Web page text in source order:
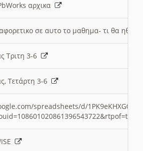
αρχικα
σε αυτο το μαθημα- τι θα
Τριτη 3-6
Τετάρτη 3-6
spreadsheets/d/